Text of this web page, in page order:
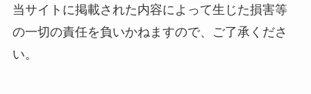
当サイトに掲載された内容によって生じた損害等
の一切の責任を負いかねますので、ご了承くださ
い。